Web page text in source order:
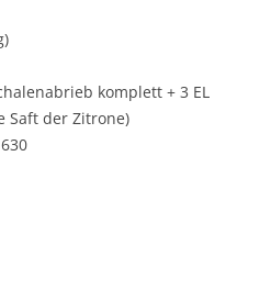
komplett + 3 EL
Saft der Zitrone)